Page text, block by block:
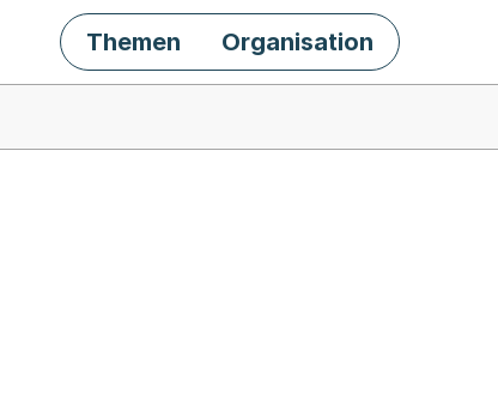
Themen Organisation